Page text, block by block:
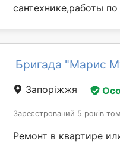
сантехнике,работы
Бригада "Марис
Запоріжжя
Зареєстрований 5 років
Ремонт в квартире